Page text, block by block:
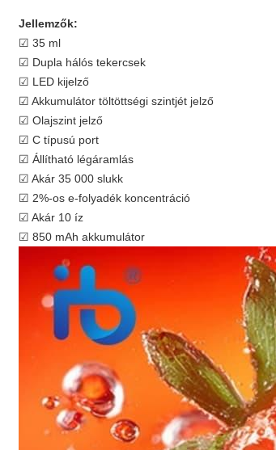
Jellemzők:
☑ 35 ml
☑ Dupla hálós tekercsek
☑ LED kijelző
☑ Akkumulátor töltöttségi szintjét jelző
☑ Olajszint jelző
☑ C típusú port
☑ Állítható légáramlás
☑ Akár 35 000 slukk
☑ 2%-os e-folyadék koncentráció
☑ Akár 10 íz
☑ 850 mAh akkumulátor